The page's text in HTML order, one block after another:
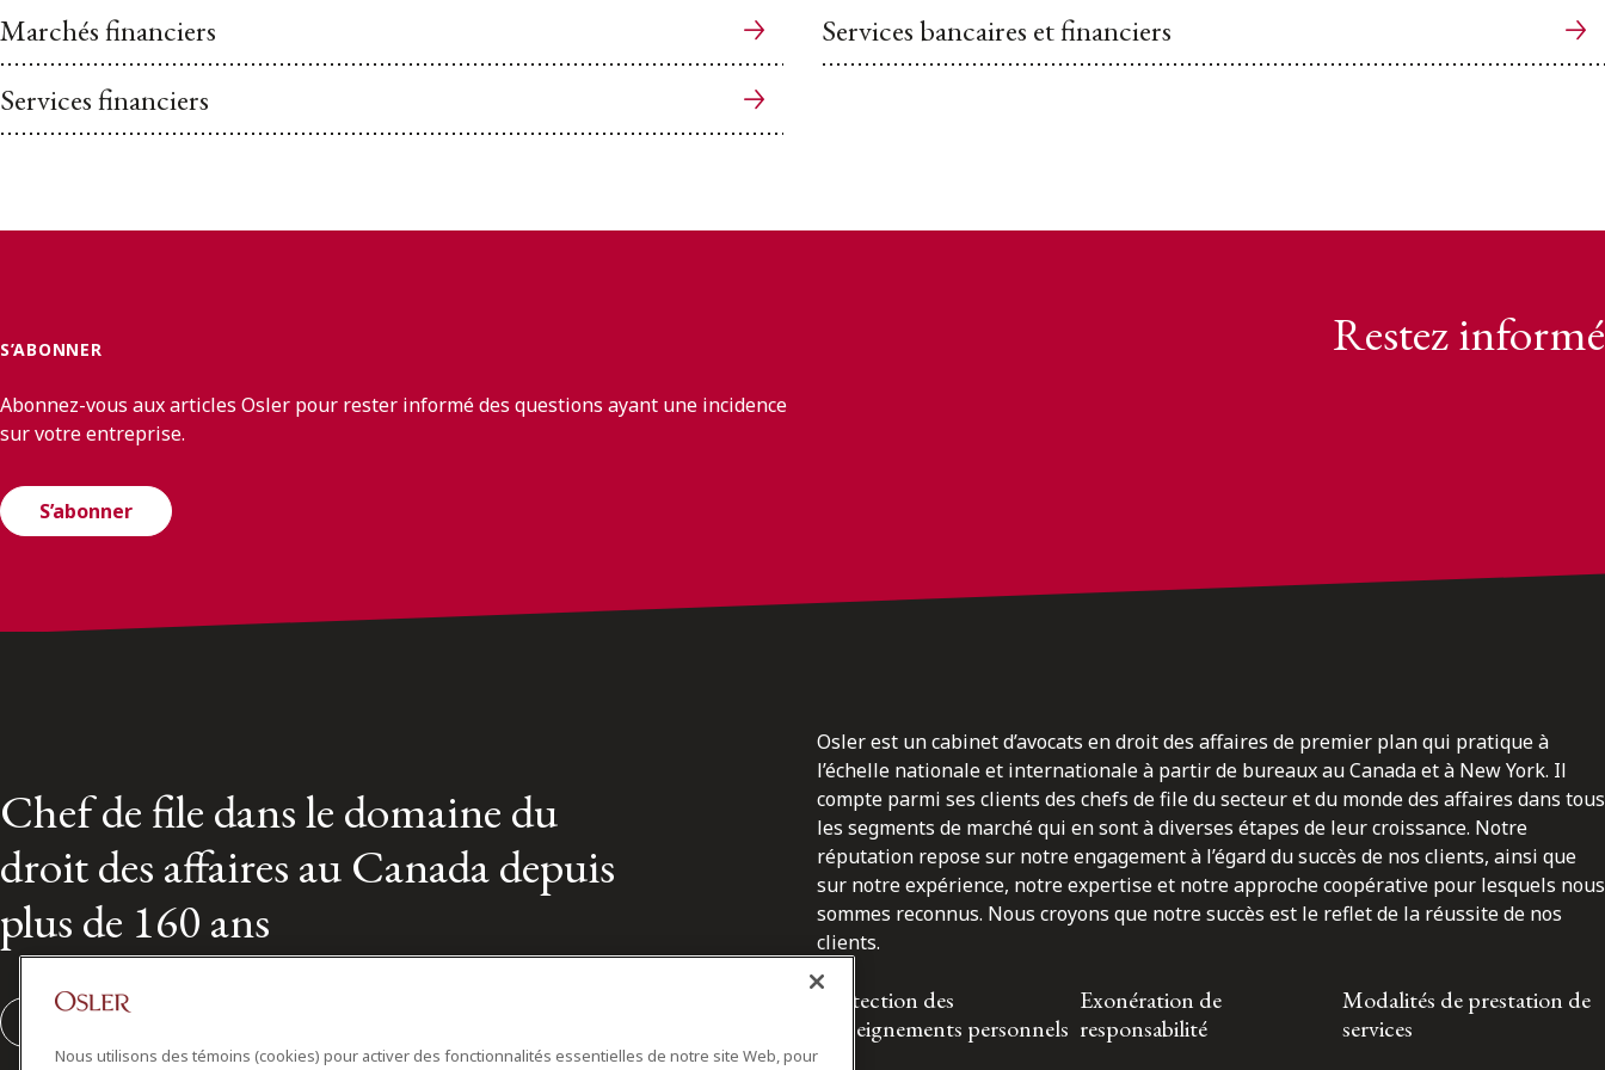
Marchés financiers
Services bancaires et financiers
Services financiers
S’ABONNER Restez informé
Abonnez-vous aux articles Osler pour rester informé des questions ayant une incidence
sur votre entreprise.
S’abonner
Chef de file dans le domaine du
droit des affaires au Canada depuis
plus de 160 ans
Osler est un cabinet d’avocats en droit des affaires de premier plan qui pratique à
l’échelle nationale et internationale à partir de bureaux au Canada et à New York. Il
compte parmi ses clients des chefs de file du secteur et du monde des affaires dans tous
les segments de marché qui en sont à diverses étapes de leur croissance. Notre
réputation repose sur notre engagement à l’égard du succès de nos clients, ainsi que
sur notre expérience, notre expertise et notre approche coopérative pour lesquels nous
sommes reconnus. Nous croyons que notre succès est le reflet de la réussite de nos
clients.
Protection des
renseignements personnels
Exonération de
responsabilité
Modalités de prestation de
services
Nous utilisons des témoins (cookies) pour activer des fonctionnalités essentielles de notre site Web, pour